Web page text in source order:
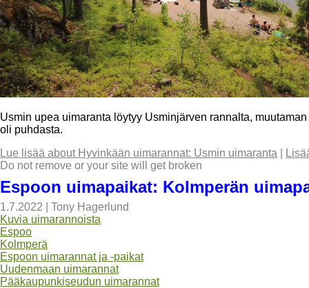
Usmin upea uimaranta löytyy Usminjärven rannalta,
oli puhdasta.
Lue lisää about Hyvinkään uimarannat: Usmin uimaranta
Do not remove or your site will get broken
Espoon uimapaikat: Kolmperän
1.7.2022
Tony Hagerlund
Kuvia uimarannoista
Espoo
Kolmperä
Espoon uimarannat ja -paikat
Uudenmaan uimarannat
Pääkaupunkiseudun uimarannat